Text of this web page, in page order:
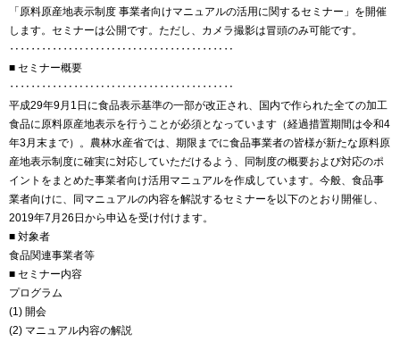
「原料原産地表示制度 事業者向けマニュアルの活用に関するセミナー」を開催
します。セミナーは公開です。ただし、カメラ撮影は冒頭のみ可能です。
‥‥‥‥‥‥‥‥‥‥‥‥‥‥‥‥‥‥‥‥‥
■ セミナー概要
‥‥‥‥‥‥‥‥‥‥‥‥‥‥‥‥‥‥‥‥‥
平成29年9月1日に食品表示基準の一部が改正され、国内で作られた全ての加工
食品に原料原産地表示を行うことが必須となっています（経過措置期間は令和4
年3月末まで）。農林水産省では、期限までに食品事業者の皆様が新たな原料原
産地表示制度に確実に対応していただけるよう、同制度の概要および対応のポ
イントをまとめた事業者向け活用マニュアルを作成しています。今般、食品事
業者向けに、同マニュアルの内容を解説するセミナーを以下のとおり開催し、
2019年7月26日から申込を受け付けます。
■ 対象者
食品関連事業者等
■ セミナー内容
プログラム
(1) 開会
(2) マニュアル内容の解説